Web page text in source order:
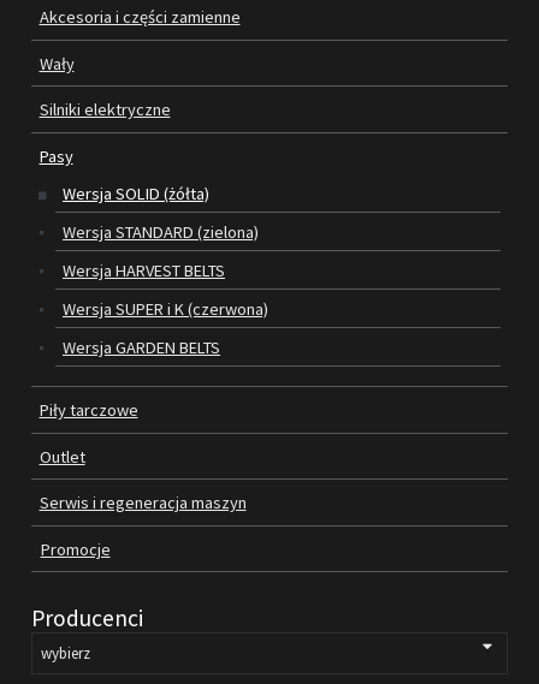
DODATKOWE WYPOSAŻENIE
OBRABIAREK
AKCESORIA I CZĘŚCI ZAMIENNE
WAŁY
SILNIKI ELEKTRYCZNE
PIŁY TARCZOWE
OUTLET
SERWIS I REGENERACJA MASZYN
PROMOCJE
REGULAMIN
KATALOGI
OBRABIARKI DO DREWNA
SILNIKI ELEKTRYCZNE
Akcesoria i części zamienne
Wały
Silniki elektryczne
Pasy
Wersja SOLID (żółta)
Wersja STANDARD (zielona)
Wersja HARVEST BELTS
Wersja SUPER i K (czerwona)
Wersja GARDEN BELTS
Piły tarczowe
Outlet
Serwis i regeneracja maszyn
Promocje
Producenci